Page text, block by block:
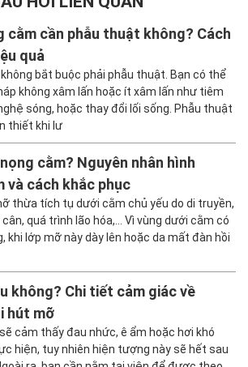
cằm cần phẫu thuật không? Cách
quả
bắt buộc phải phẫu thuật. Bạn có thể
không xâm lấn hoặc ít xâm lấn như tiêm
sóng, hoặc thay đổi lối sống. Phẫu thuật
thiết khi lư
cằm? Nguyên nhân hình
và cách khắc phục
thừa tích tụ dưới cằm chủ yếu do di truyền,
quá trình lão hóa,… Vì vùng dưới cằm có
khi lớp mỡ này dày lên hoặc da mất đàn hồi
không? Chi tiết cảm giác về
hút mỡ
cảm thấy đau nhức, ê ẩm hoặc hơi khó
hiện, tuy nhiên hiện tượng này sẽ hết sau